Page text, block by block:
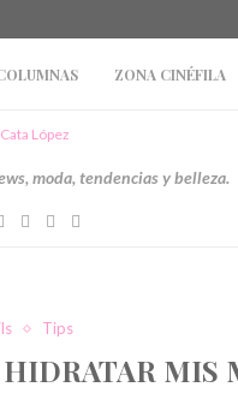
ZONA CINÉFILA
moda, tendencias y belleza.
Tips
MIS